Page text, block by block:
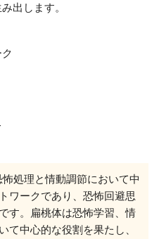
出します。
処理と情動調節において中
ワークであり、恐怖回避思
す。扁桃体は恐怖学習、情
て中心的な役割を果たし、